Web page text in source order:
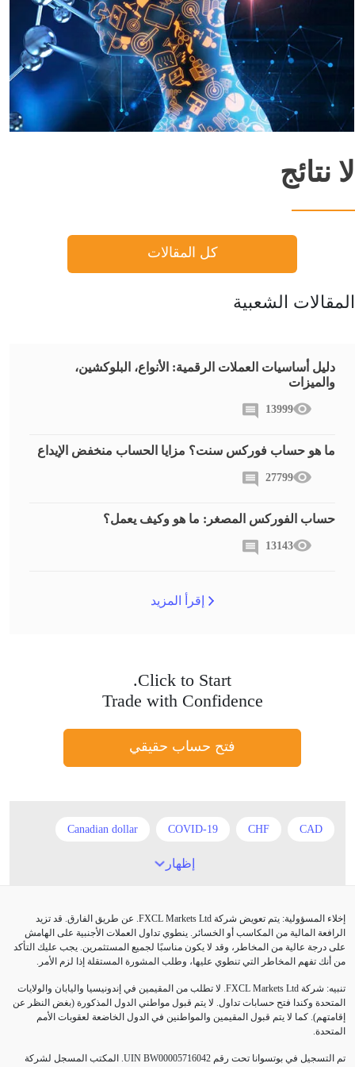
لا نتائج
كل المقالات
المقالات الشعبية
دليل أساسيات العملات الرقمية: الأنواع، البلوكشين،
والميزات
13999
ما هو حساب فوركس سنت؟ مزايا الحساب منخفض الإيداع
27799
حساب الفوركس المصغر: ما هو وكيف يعمل؟
13143
إقرأ المزيد
Click to Start.
Trade with Confidence
فتح حساب حقيقي
CAD
CHF
COVID-19
Canadian dollar
Correlation Matrix
FXCL
Fed Interest Rates
Forex trading
GBP
GBP/JPY
GBP/USD
GDP
Great Britain pound
H1
IDR
LAK
London session
M15
Nonfarm Payrolls
Stop Loss
Swiss Frank
Take Profit
US Dollar
إظهار
إخلاء المسؤولية: يتم تعويض شركة FXCL Markets Ltd. عن طريق الفارق. قد تزيد
الرافعة المالية من المكاسب أو الخسائر. ينطوي تداول العملات الأجنبية على الهامش
على درجة عالية من المخاطر، وقد لا يكون مناسبًا لجميع المستثمرين. يجب عليك التأكد
من أنك تفهم المخاطر التي تنطوي عليها، وطلب المشورة المستقلة إذا لزم الأمر.
تنبيه: شركة FXCL Markets Ltd. لا تطلب من المقيمين في إندونيسيا واليابان والولايات
المتحدة وكندا فتح حسابات تداول. لا يتم قبول مواطني الدول المذكورة (بغض النظر عن
إقامتهم). كما لا يتم قبول المقيمين والمواطنين في الدول الخاضعة لعقوبات الأمم
المتحدة.
تم التسجيل في بوتسوانا تحت رقم UIN BW00005716042 . المكتب المسجل لشركة